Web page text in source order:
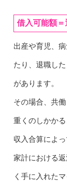
借入可能額
出産や育児、
たり、退職し
があります。
その場合、共
重くのしかかる
収入合算によ
家計における
く手に入れた